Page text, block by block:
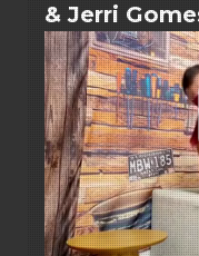
& Jerri